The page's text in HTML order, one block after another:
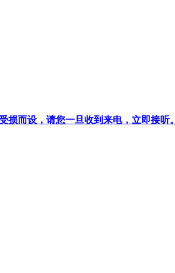
损而设，请您一旦收到来电，立即接听。